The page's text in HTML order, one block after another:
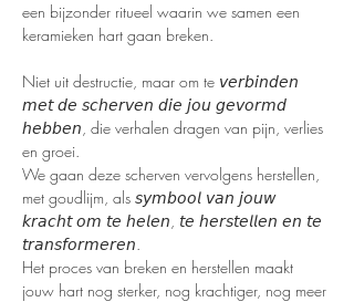
een bijzonder ritueel waarin we samen een
keramieken hart gaan breken.
Niet uit destructie, maar om te 𝘷𝘦𝘳𝘣𝘪𝘯𝘥𝘦𝘯
𝘮𝘦𝘵 𝘥𝘦 𝘴𝘤𝘩𝘦𝘳𝘷𝘦𝘯 𝘥𝘪𝘦 𝘫𝘰𝘶 𝘨𝘦𝘷𝘰𝘳𝘮𝘥
𝘩𝘦𝘣𝘣𝘦𝘯, die verhalen dragen van pijn, verlies
en groei.
We gaan deze scherven vervolgens herstellen,
met goudlijm, als 𝘴𝘺𝘮𝘣𝘰𝘰𝘭 𝘷𝘢𝘯 𝘫𝘰𝘶𝘸
𝘬𝘳𝘢𝘤𝘩𝘵 𝘰𝘮 𝘵𝘦 𝘩𝘦𝘭𝘦𝘯, 𝘵𝘦 𝘩𝘦𝘳𝘴𝘵𝘦𝘭𝘭𝘦𝘯 𝘦𝘯 𝘵𝘦
𝘵𝘳𝘢𝘯𝘴𝘧𝘰𝘳𝘮𝘦𝘳𝘦𝘯.
Het proces van breken en herstellen maakt
jouw hart nog sterker, nog krachtiger, nog meer